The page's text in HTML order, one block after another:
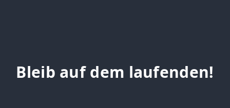
Bleib auf dem laufenden!